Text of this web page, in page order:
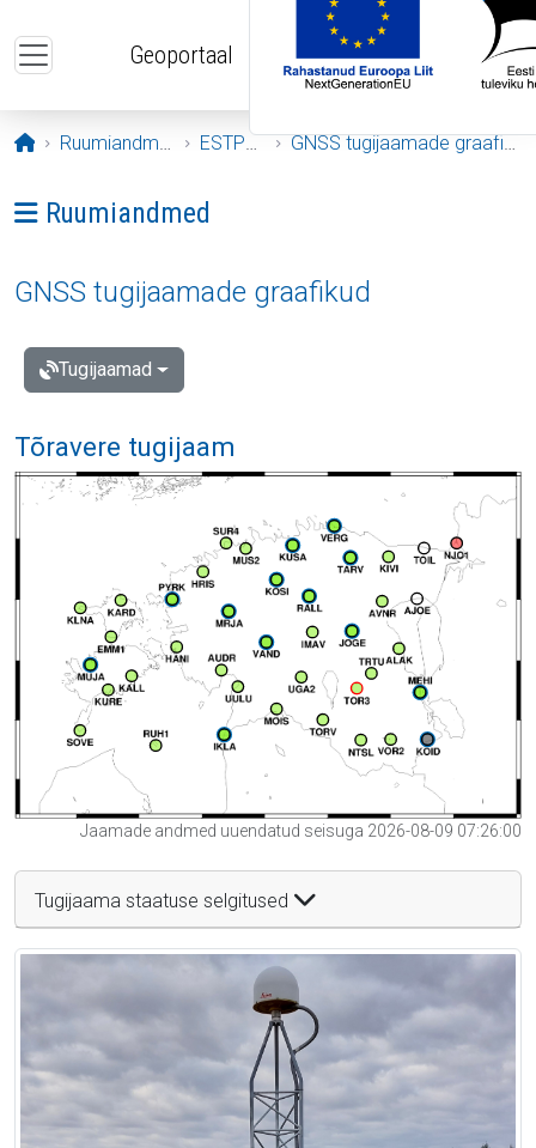
Geoportaal
Avaleht
Ruumiandmed ESTPOS GNSS tugijaamade graafikud
Ava menüü: Ruumiandmed
Ruumiandmed
GNSS tugijaamade graafikud
Tugijaamad
Tõravere tugijaam
Jaamade andmed uuendatud seisuga 2026-08-09 07:26:00
Tugijaama staatuse selgitused